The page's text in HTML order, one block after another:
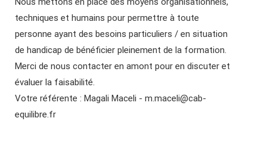
techniques et humains pour permettre à toute
personne ayant des besoins particuliers / en situation
de handicap de bénéficier pleinement de la formation.
Merci de nous contacter en amont pour en discuter et
évaluer la faisabilité.
Votre référente : Magali Maceli - m.maceli@cab-
equilibre.fr